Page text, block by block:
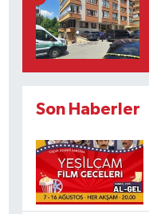
Son Haberler